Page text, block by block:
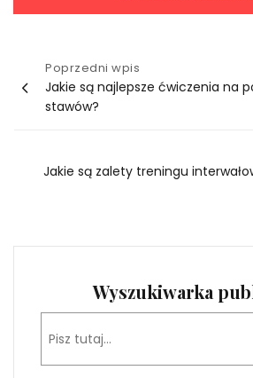
Nawigacja
wpisu
Poprzedni wpis
Jakie są najlepsze ćwiczenia na
stawów?
Jakie są zalety treningu
Wyszukiwarka
Szukaj